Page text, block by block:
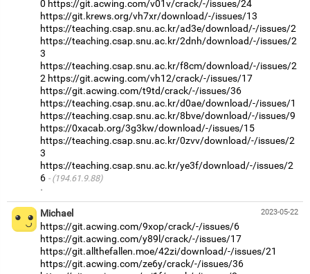
0 https://git.acwing.com/v01v/crack/-/issues/24
https://git.krews.org/vh7xr/download/-/issues/13
https://teaching.csap.snu.ac.kr/ad3e/download/-/issues/2
https://teaching.csap.snu.ac.kr/2dnh/download/-/issues/2
3
https://teaching.csap.snu.ac.kr/f8cm/download/-/issues/2
2 https://git.acwing.com/vh12/crack/-/issues/17
https://git.acwing.com/t9td/crack/-/issues/36
https://teaching.csap.snu.ac.kr/d0ae/download/-/issues/1
https://teaching.csap.snu.ac.kr/8bve/download/-/issues/9
https://0xacab.org/3g3kw/download/-/issues/15
https://teaching.csap.snu.ac.kr/0zvv/download/-/issues/2
3
https://teaching.csap.snu.ac.kr/ye3f/download/-/issues/2
6
(194.61.9.88)
·
2023-05-22
Michael
https://git.acwing.com/9xop/crack/-/issues/6
https://git.acwing.com/y89l/crack/-/issues/17
https://git.allthefallen.moe/42zi/download/-/issues/21
https://git.acwing.com/ze6y/crack/-/issues/36